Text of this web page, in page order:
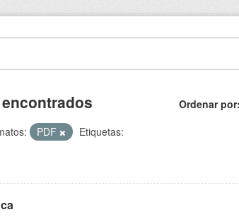
Ordenar por
PDF
Etiquetas: